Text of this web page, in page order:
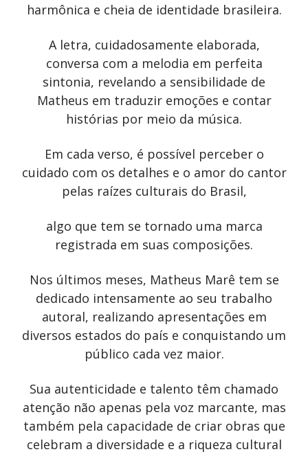
harmônica e cheia de identidade brasileira.
A letra, cuidadosamente elaborada,
conversa com a melodia em perfeita
sintonia, revelando a sensibilidade de
Matheus em traduzir emoções e contar
histórias por meio da música.
Em cada verso, é possível perceber o
cuidado com os detalhes e o amor do cantor
pelas raízes culturais do Brasil,
algo que tem se tornado uma marca
registrada em suas composições.
Nos últimos meses, Matheus Marê tem se
dedicado intensamente ao seu trabalho
autoral, realizando apresentações em
diversos estados do país e conquistando um
público cada vez maior.
Sua autenticidade e talento têm chamado
atenção não apenas pela voz marcante, mas
também pela capacidade de criar obras que
celebram a diversidade e a riqueza cultural